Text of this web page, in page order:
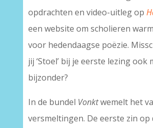
opdrachten en video-uitleg op
een website om scholieren
voor hedendaagse poëzie.
jij ‘Stoel’ bij je eerste lezing ook
bijzonder?
In de bundel Vonktwemelt het
versmeltingen. De eerste zin op